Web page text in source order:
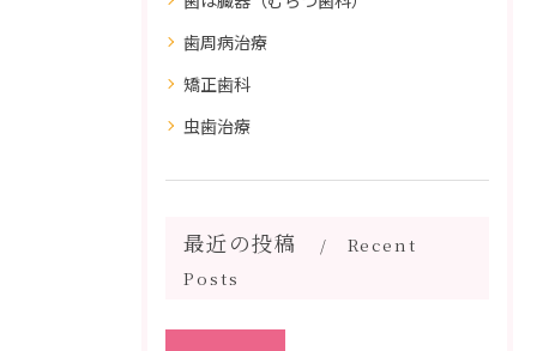
歯周病治療
矯正歯科
虫歯治療
最近の投稿
Recent
Posts